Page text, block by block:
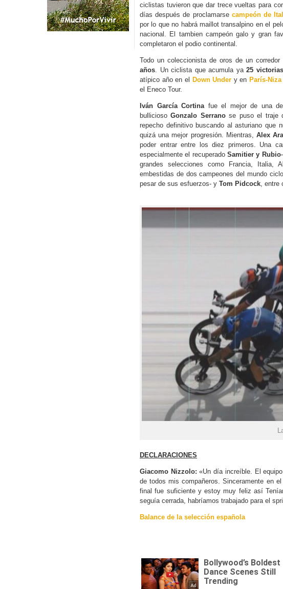
ciclistas tuvieron que dar trece vueltas para
días después de proclamarse campeón de
por lo que no habrá maillot transalpino en el
nacional. El tambien campeón galo y gran
completaron el podio continental.
Todo un coleccionista de oros de un
años. Un ciclista que acumula ya25 victorias
atípico año en el
Down Under y en París-Niza
el Eneco Tour.
Iván García Cortinafue el mejor de una
bulliciosoGonzalo Serranose puso el traje
repecho definitivo buscando al asturiano que
quizá una mejor progresión. Mientras, Alex
poder entrar entre los diez primeros. Una
especialmente el recuperadoSamitier y Rubio
grandes selecciones como Francia, Italia,
embestidas de dos campeones del mundo
pesar de sus esfuerzos- y Tom Pidcock, entre
DECLARACIONES
Giacomo Nizzolo: «Un día increíble. El
de todos mis compañeros. Sinceramente en
final fue suficiente y estoy muy feliz así
seguía cerrada, habríamos trabajado para el
Balance de la selección española